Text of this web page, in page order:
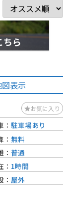
ちら
表示
お気に入り
： 駐車場あり
： 無料
： 普通
： 1時間
： 屋外